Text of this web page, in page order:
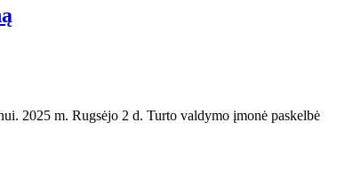
2025 m. Rugsėjo 2 d. Turto valdymo įmonė paskelbė